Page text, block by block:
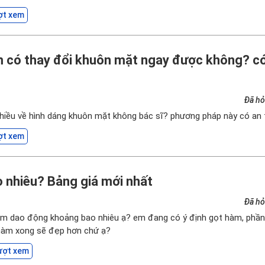
xem
có thay đổi khuôn mặt ngay được không?
Đã
về hình dáng khuôn mặt không bác sĩ? phương pháp này có an
xem
nhiêu? Bảng giá mới nhất
Đã
dao động khoảng bao nhiêu ạ? em đang có ý định gọt hàm,
xong sẽ đẹp hơn chứ ạ?
xem